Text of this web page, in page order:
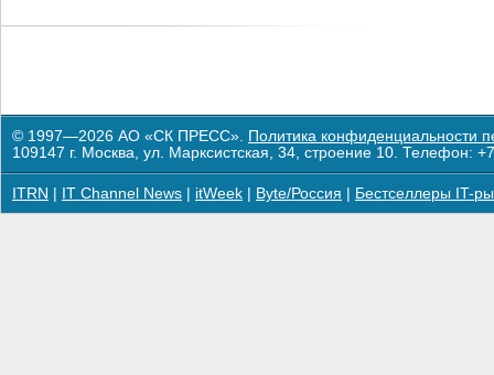
© 1997—2026 АО «СК ПРЕСС». Политика конфиденциальности
109147 г. Москва, ул. Марксистская, 34, строение 10. Телефон:
ITRN IT Channel News itWeek Byte/Россия Бестселлеры IT-